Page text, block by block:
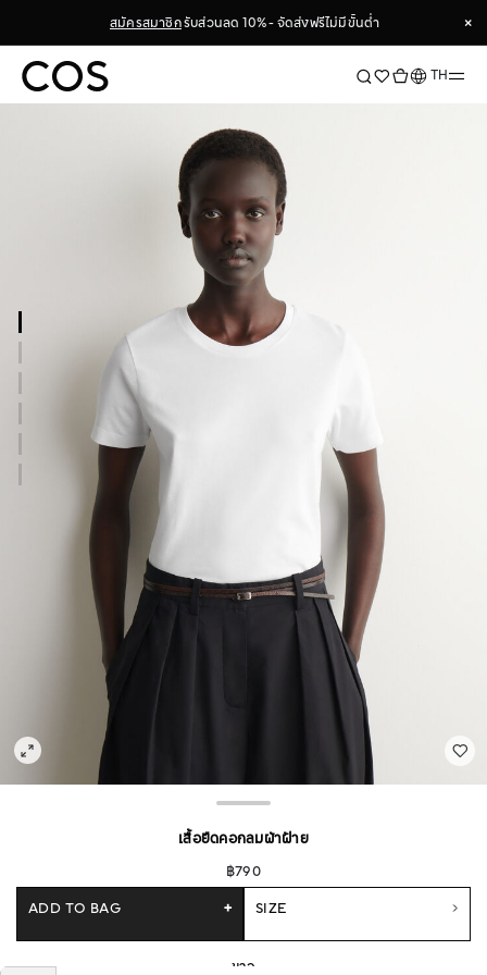
สมัครสมาชิกรับส่วนลด 10% - จัดส่งฟรีไม่มีขั้นต่ำ
×
×
ภาษาTH
เสื้อยืดคอกลมผ้าฝ้าย
฿790
SIZE
ADD TO BAG +
ขาว